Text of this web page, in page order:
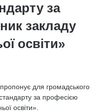
за
закладу
освіти»
пропонує для громадського
за професією
освіти».